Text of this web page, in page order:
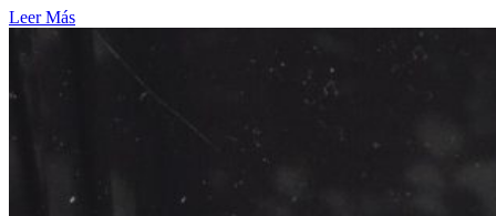
Leer Más